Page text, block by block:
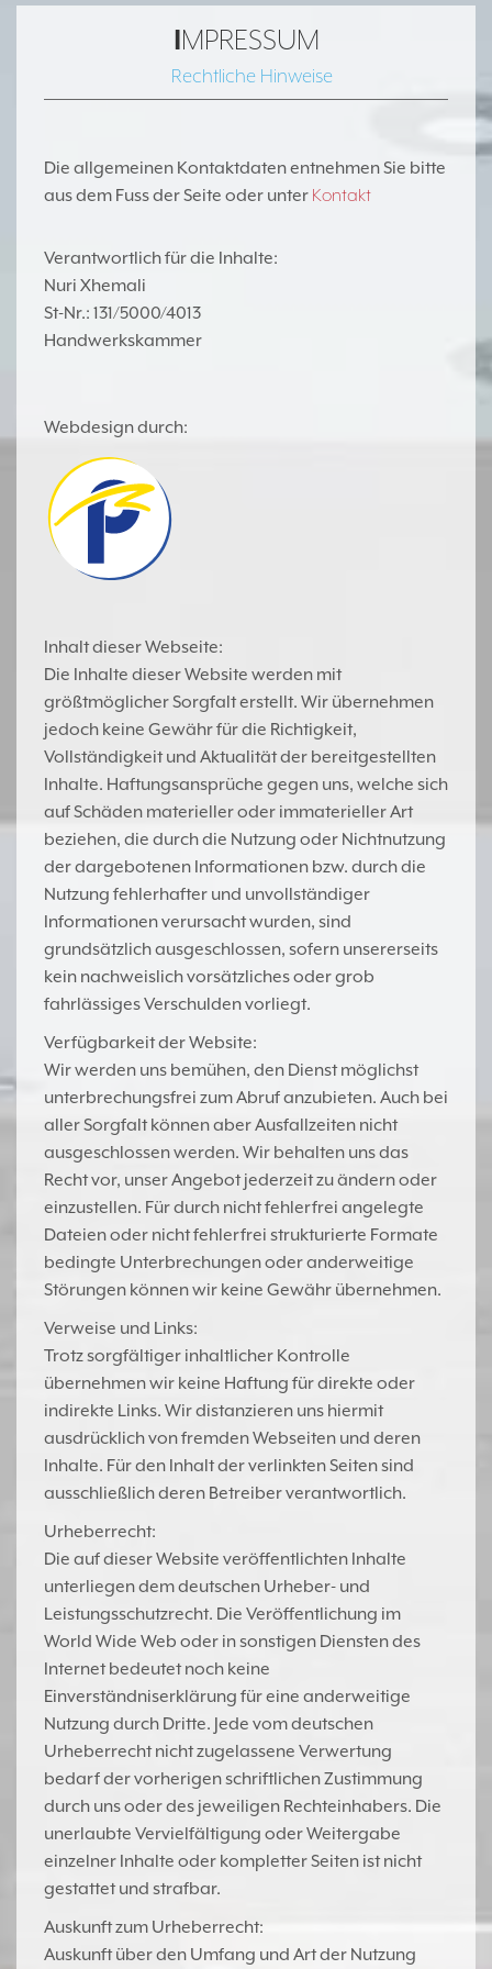
IMPRESSUM
Rechtliche Hinweise
Die allgemeinen Kontaktdatenentnehmen Sie bitte
aus dem Fuss der Seite oder unter Kontakt
Verantwortlich für die Inhalte:
Nuri Xhemali
St-Nr.: 131/5000/4013
Handwerkskammer
Webdesign durch:
Inhalt dieser Webseite:
Die Inhalte dieser Website werden mit
größtmöglicher Sorgfalt erstellt. Wir übernehmen
jedoch keine Gewähr für die Richtigkeit,
Vollständigkeit und Aktualität der bereitgestellten
Inhalte. Haftungsansprüche gegen uns, welche sich
auf Schäden materieller oder immaterieller Art
beziehen, die durch die Nutzung oder Nichtnutzung
der dargebotenen Informationen bzw. durch die
Nutzung fehlerhafter und unvollständiger
Informationen verursacht wurden, sind
grundsätzlich ausgeschlossen, sofern unsererseits
kein nachweislich vorsätzliches oder grob
fahrlässiges Verschulden vorliegt.
Verfügbarkeit der Website:
Wir werden uns bemühen, den Dienst möglichst
unterbrechungsfrei zum Abruf anzubieten. Auch bei
aller Sorgfalt können aber Ausfallzeiten nicht
ausgeschlossen werden. Wir behalten uns das
Recht vor, unser Angebot jederzeit zu ändern oder
einzustellen. Für durch nicht fehlerfrei angelegte
Dateien oder nicht fehlerfrei strukturierte Formate
bedingte Unterbrechungen oder anderweitige
Störungen können wir keine Gewähr übernehmen.
Verweise und Links:
Trotz sorgfältiger inhaltlicher Kontrolle
übernehmen wir keine Haftung für direkte oder
indirekte Links. Wir distanzieren uns hiermit
ausdrücklich von fremden Webseiten und deren
Inhalte. Für den Inhalt der verlinkten Seiten sind
ausschließlich deren Betreiber verantwortlich.
Urheberrecht:
Die auf dieser Website veröffentlichten Inhalte
unterliegen dem deutschen Urheber- und
Leistungsschutzrecht. Die Veröffentlichung im
World Wide Web oder in sonstigen Diensten des
Internet bedeutet noch keine
Einverständniserklärung für eine anderweitige
Nutzung durch Dritte. Jede vom deutschen
Urheberrecht nicht zugelassene Verwertung
bedarf der vorherigen schriftlichen Zustimmung
durch uns oder des jeweiligen Rechteinhabers. Die
unerlaubte Vervielfältigung oder Weitergabe
einzelner Inhalte oder kompletter Seiten ist nicht
gestattet und strafbar.
Auskunft zum Urheberrecht:
Auskunft über den Umfang und Art der Nutzung